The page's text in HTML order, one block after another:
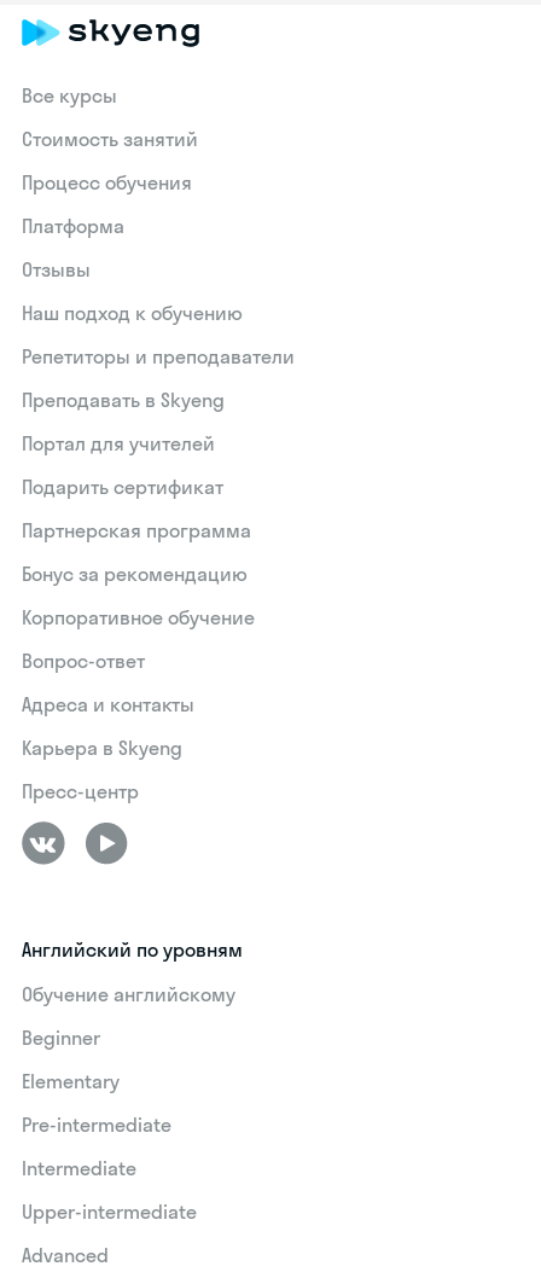
Все курсы
Стоимость занятий
Процесс обучения
Платформа
Отзывы
Наш подход к обучению
Репетиторы и преподаватели
Преподавать в Skyeng
Портал для учителей
Подарить сертификат
Партнерская программа
Бонус за рекомендацию
Корпоративное обучение
Вопрос-ответ
Адреса и контакты
Карьера в Skyeng
Пресс-центр
Английский по уровням
Обучение английскому
Beginner
Elementary
Pre-intermediate
Intermediate
Upper-intermediate
Advanced